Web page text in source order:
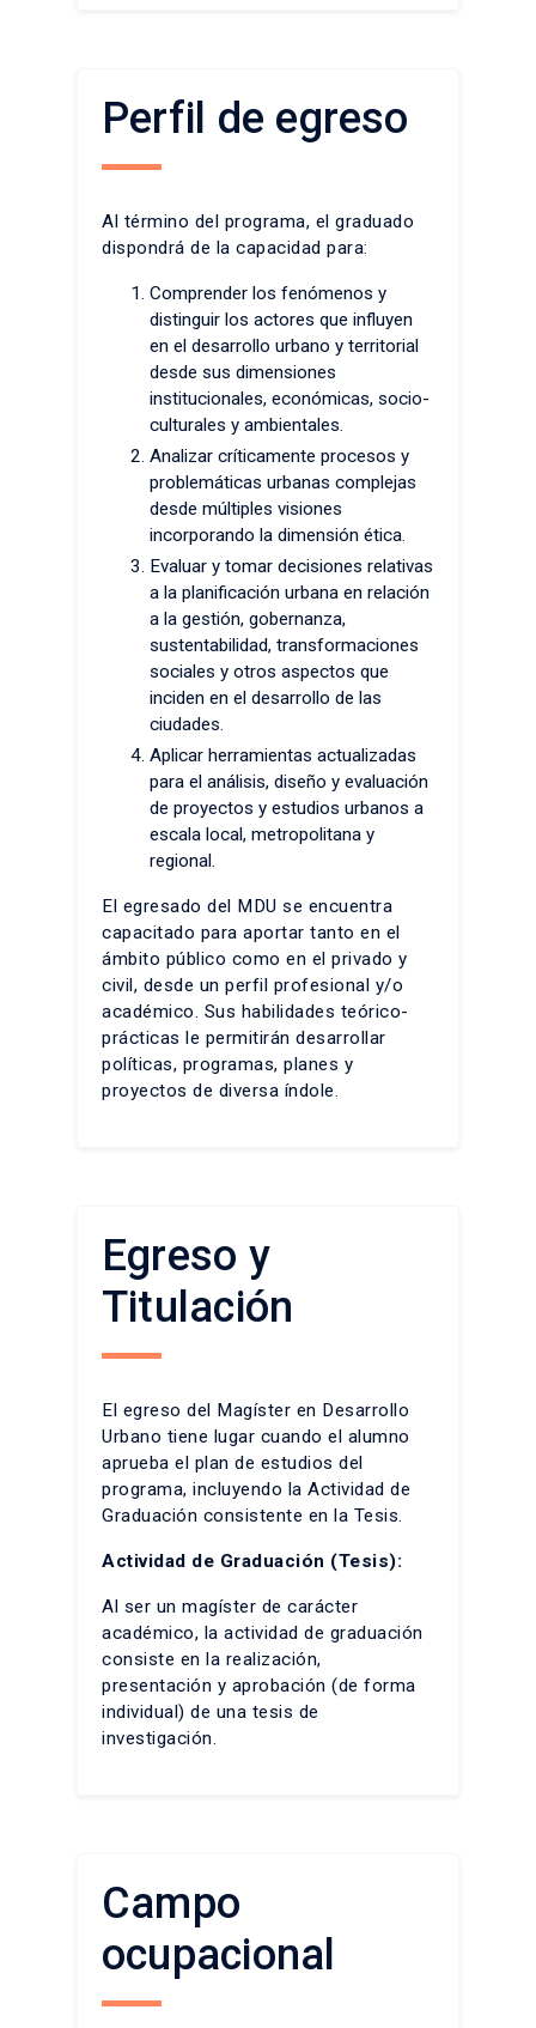
Perfil de egreso
Al término del programa, el graduado
dispondrá de la capacidad para:
Comprender los fenómenos y
distinguir los actores que influyen
en el desarrollo urbano y territorial
desde sus dimensiones
institucionales, económicas, socio-
culturales y ambientales.
Analizar críticamente procesos y
problemáticas urbanas complejas
desde múltiples visiones
incorporando la dimensión ética.
Evaluar y tomar decisiones relativas
a la planificación urbana en relación
a la gestión, gobernanza,
sustentabilidad, transformaciones
sociales y otros aspectos que
inciden en el desarrollo de las
ciudades.
Aplicar herramientas actualizadas
para el análisis, diseño y evaluación
de proyectos y estudios urbanos a
escala local, metropolitana y
regional.
El egresado del MDU se encuentra
capacitado para aportar tanto en el
ámbito público como en el privado y
civil, desde un perfil profesional y/o
académico. Sus habilidades teórico-
prácticas le permitirán desarrollar
políticas, programas, planes y
proyectos de diversa índole.
Egreso y
Titulación
El egreso del Magíster en Desarrollo
Urbano tiene lugar cuando el alumno
aprueba el plan de estudios del
programa, incluyendo la Actividad de
Graduación consistente en la Tesis.
Actividad de Graduación (Tesis):
Al ser un magíster de carácter
académico, la actividad de graduación
consiste en la realización,
presentación y aprobación (de forma
individual) de una tesis de
investigación.
Campo
ocupacional